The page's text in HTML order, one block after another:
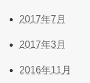
2017年7月
2017年3月
2016年11月